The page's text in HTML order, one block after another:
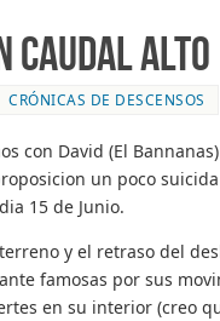
caudal alto
CRÓNICAS DE DESCENSOS
con David (El
un poco
15 de Junio.
y el retraso del
famosas por sus
en su interior (creo